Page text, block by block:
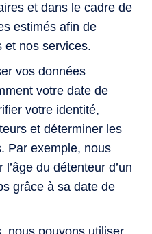
et dans le cadre de
estimés afin de
et nos services.
vos données
votre date de
votre identité,
et déterminer les
Par exemple, nous
du détenteur d’un
grâce à sa date de
nous pouvons utiliser